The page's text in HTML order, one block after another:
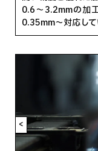
0.6～3.2mmの加
0.35mm〜対応して
<